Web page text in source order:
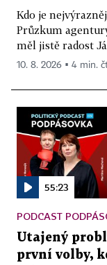
Kdo je
Průzkum
měl jistě radost
10. 8. 2026 ▪ 4 min.
55:23
PODCAST
Utajený
první volby,